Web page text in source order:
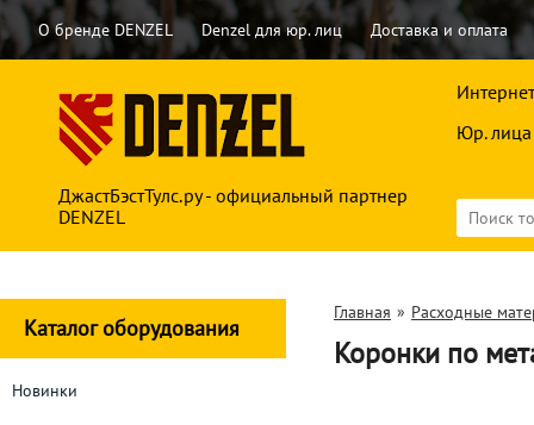
О бренде DENZEL Denzel для юр. лиц Доставка и оплата
ДжастБэстТулс.ру - официальный партнер
DENZEL
Юр. лица
Каталог оборудования
Новинки
Главная » Расходные
Коронки по